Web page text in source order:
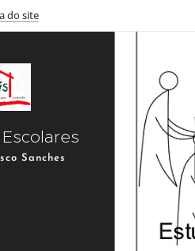
do site
Sanches